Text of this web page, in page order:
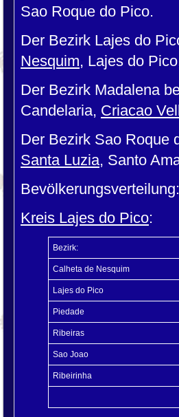
Sao Roque do Pico.
Der Bezirk Lajes do
Nesquim, Lajes do
Der Bezirk Madalena
Candelaria, Criacao
Der Bezirk Sao Roque
Santa Luzia, Santo
Bevölkerungsverteilung:
Kreis Lajes do Pico:
Bezirk:
Calheta de Nesquim
Lajes do Pico
Piedade
Ribeiras
Sao Joao
Ribeirinha